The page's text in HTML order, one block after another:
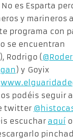
es Esparta
y marineros
programa con
se encuentran
), Rodrigo (
) y Goyix
podéis seguir
twitter
escuchar aquí
pinchad